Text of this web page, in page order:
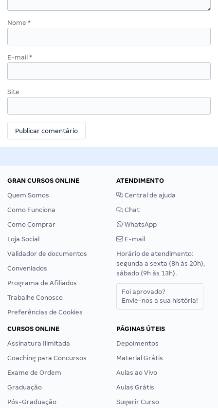
Nome *
E-mail *
Site
GRAN CURSOS ONLINE
Quem Somos
Como Funciona
Como Comprar
Loja Social
Validador de documentos
Conveniados
Programa de Afiliados
Trabalhe Conosco
Preferências de Cookies
ATENDIMENTO
Central de ajuda
Chat
WhatsApp
E-mail
Horário de atendimento:
segunda a sexta (8h às 20h),
sábado (9h às 13h).
Foi aprovado?
Envie-nos a sua história!
CURSOS ONLINE
Assinatura Ilimitada
Coaching para Concursos
Exame de Ordem
Graduação
Pós-Graduação
PÁGINAS ÚTEIS
Depoimentos
Material Grátis
Aulas ao Vivo
Aulas Grátis
Sugerir Curso